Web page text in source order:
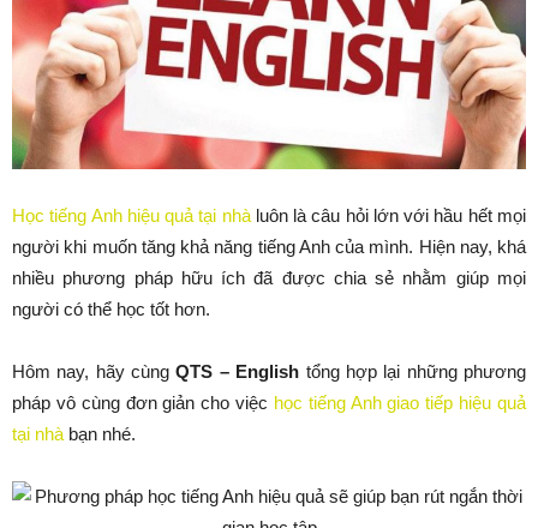
Học tiếng Anh hiệu quả tại nhàluôn là câu hỏi lớn với hầu hết mọi
người khi muốn tăng khả năng tiếng Anh của mình. Hiện nay, khá
nhiều phương pháp hữu ích đã được chia sẻ nhằm giúp mọi
người có thể học tốt hơn.
Hôm nay, hãy cùngQTS – English tổng hợp lại những phương
pháp vô cùng đơn giản cho việc học tiếng Anh giao tiếp hiệu quả
tại nhà bạn nhé.